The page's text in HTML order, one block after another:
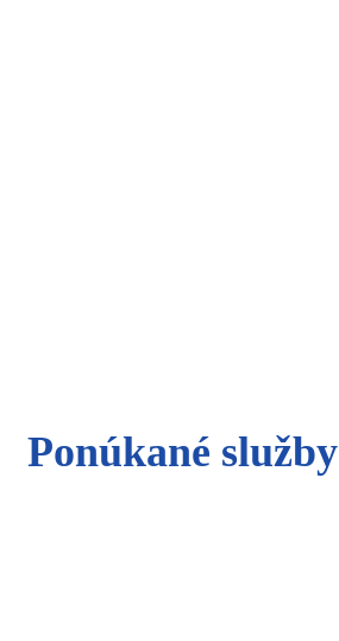
Ponúkané služby